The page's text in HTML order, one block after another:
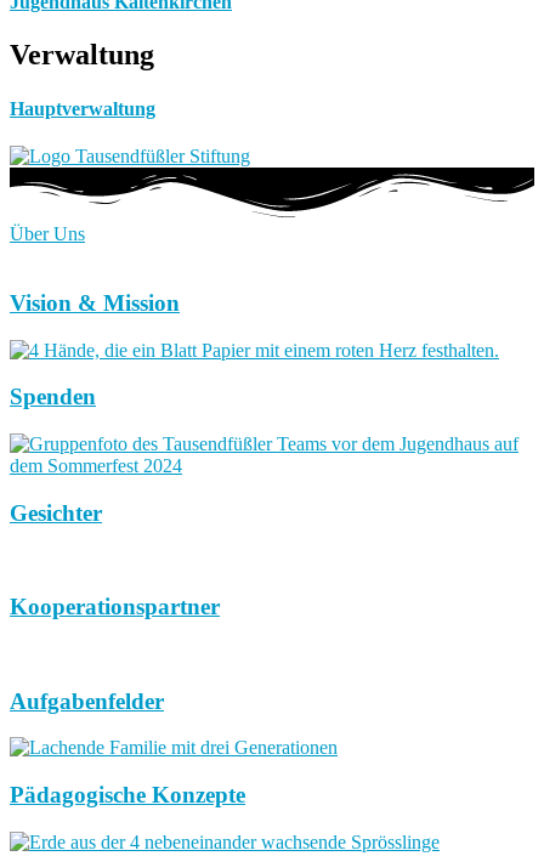
Verwaltung
Hauptverwaltung
Über Uns
Vision & Mission
Spenden
Gesichter
Kooperationspartner
Aufgabenfelder
Pädagogische Konzepte